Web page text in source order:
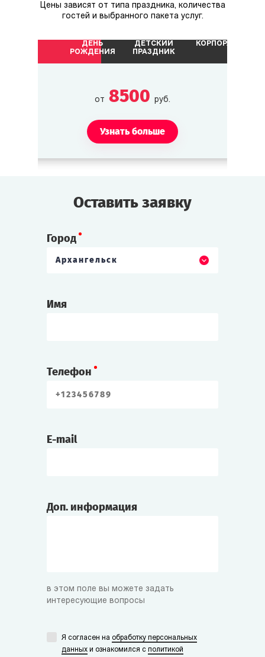
Цены зависят от типа праздника, количества
гостей и выбранного пакета услуг.
ДЕНЬ
РОЖДЕНИЯ
ДЕТСКИЙ
ПРАЗДНИК
КОРПОРАТИВ
от 8500 руб.
Узнать больше
Оставить заявку
Город
Архангельск
Имя
Телефон
E-mail
Доп. информация
в этом поле вы можете задать
интересующие вопросы
Я согласен на обработку персональных
данных и ознакомился с политикой